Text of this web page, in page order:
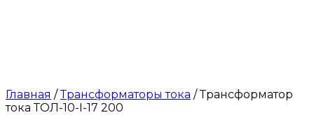
Главная /Трансформаторы тока / Трансформатор
тока ТОЛ-10-I-17 200